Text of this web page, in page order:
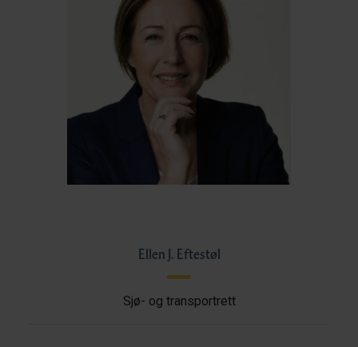
Ellen J. Eftestøl
Sjø- og transportrett